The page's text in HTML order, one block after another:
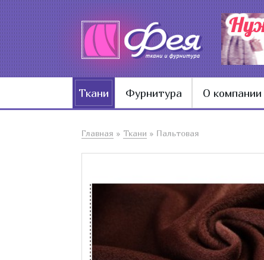
Ткани Фурнитура О компании
Главная » Ткани » Пальтовая